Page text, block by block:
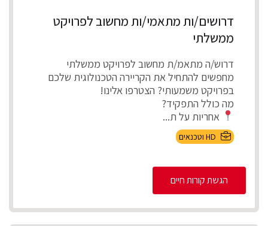
דרושים/ות מתאמי/ות מחשוב לפרויקט
ממשלתי
דרוש/ה מתאמ/ת מחשוב לפרויקט ממשלתי
מחפשים להתחיל את הקריירה הטכנולוגית שלכם
בפרויקט משמעותי? הצטרפו אלינו!
מה כולל התפקיד?
אחריות על ת...
HD וטכנאים
הגשת קורות חיים